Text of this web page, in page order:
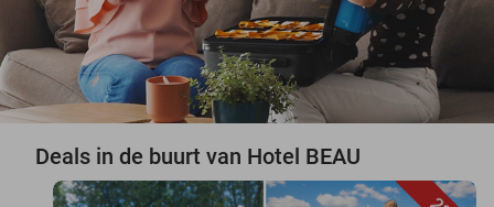
Deals in de buurt van Hotel BEAU